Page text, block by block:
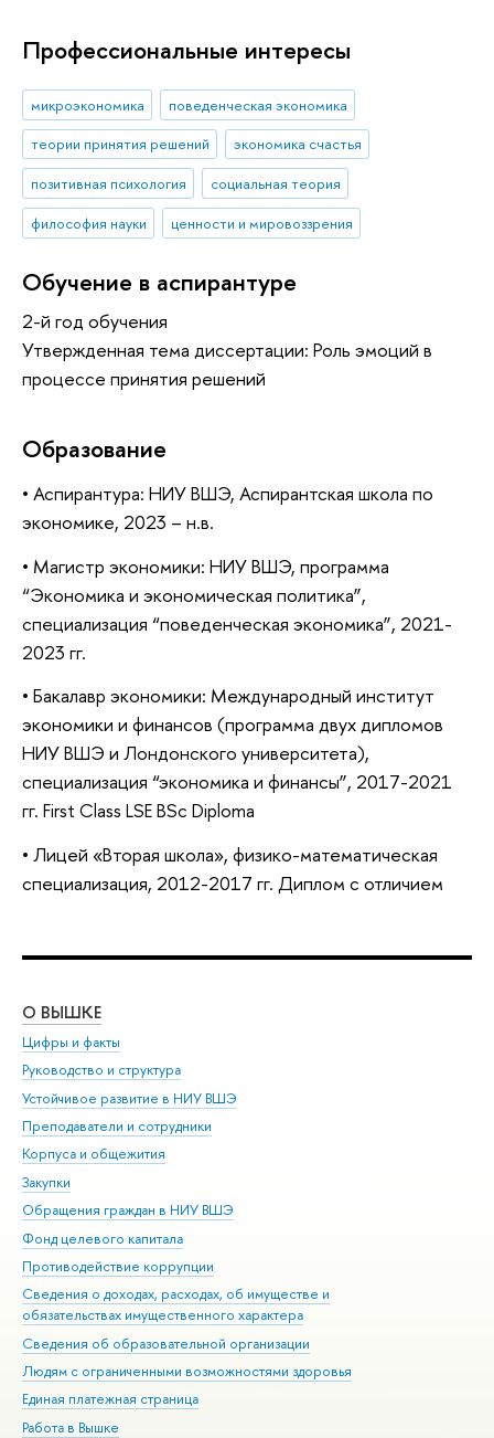
Профессиональные интересы
микроэкономика
поведенческая экономика
теории принятия решений
экономика счастья
позитивная психология
социальная теория
философия науки
ценности и мировоззрения
Обучение в аспирантуре
2-й год обучения
Утвержденная тема диссертации: Роль эмоций в
процессе принятия решений
Образование
• Аспирантура: НИУ ВШЭ, Аспирантская школа по
экономике, 2023 – н.в.
• Магистр экономики: НИУ ВШЭ, программа
“Экономика и экономическая политика”,
специализация “поведенческая экономика”, 2021-
2023 гг.
• Бакалавр экономики: Международный институт
экономики и финансов (программа двух дипломов
НИУ ВШЭ и Лондонского университета),
специализация “экономика и финансы”, 2017-2021
гг. First Class LSE BSc Diploma
• Лицей «Вторая школа», физико-математическая
специализация, 2012-2017 гг. Диплом с отличием
О ВЫШКЕ
Цифры и факты
Руководство и структура
Устойчивое развитие в НИУ ВШЭ
Преподаватели и сотрудники
Корпуса и общежития
Закупки
Обращения граждан в НИУ ВШЭ
Фонд целевого капитала
Противодействие коррупции
Сведения о доходах, расходах, об имуществе и
обязательствах имущественного характера
Сведения об образовательной организации
Людям с ограниченными возможностями здоровья
Единая платежная страница
Работа в Вышке